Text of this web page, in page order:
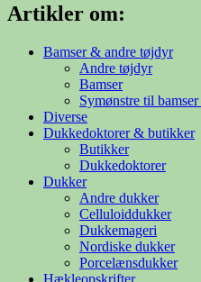
Artikler om:
Bamser & andre tøjdyr
Andre tøjdyr
Bamser
Symønstre til
Diverse
Dukkedoktorer & butikker
Butikker
Dukkedoktorer
Dukker
Andre dukker
Celluloiddukker
Dukkemageri
Nordiske dukker
Porcelænsdukker
Hækleopskrifter